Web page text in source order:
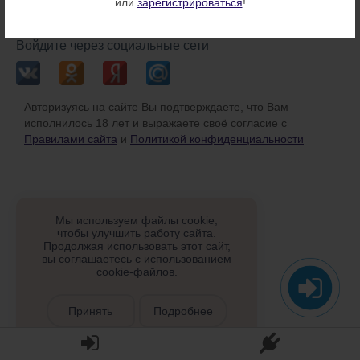
Войдите через социальные сети
Авторизуясь на сайте Вы подтверждаете, что Вам
исполнилось 18 лет и выражаете своё согласие с
Правилами сайта и Политикой конфиденциальности
Мы используем файлы cookie,
чтобы улучшить работу сайта.
Продолжая использовать этот сайт,
вы соглашаетесь с использованием
cookie-файлов.
Принять Подробнее